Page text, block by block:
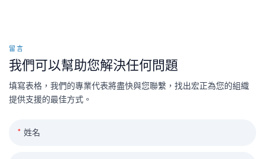
留言
我們可以幫助您解決任何問題
填寫表格，我們的專業代表將盡快與您聯繫，找出宏正為您的組織
提供支援的最佳方式。
姓名